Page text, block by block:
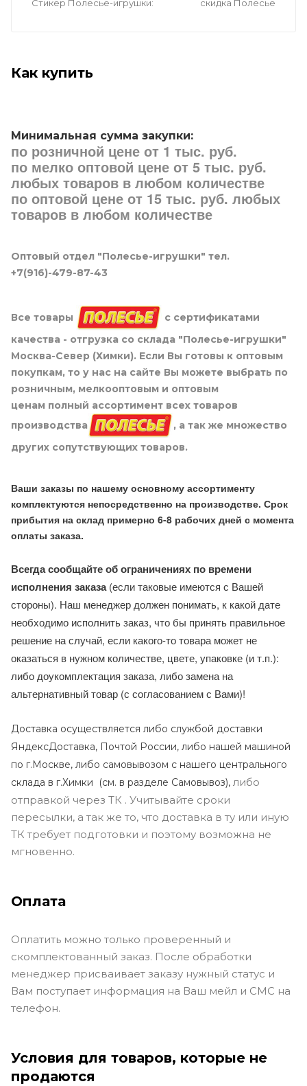
Стикер Полесье-игрушки скидка Полесье
Как купить
Минимальная сумма закупки:
по розничной цене от 1 тыс. руб.
по мелко оптовой цене от 5 тыс. руб.
любых товаров в любом количестве
по оптовой цене от 15 тыс. руб. любых
товаров в любом количестве
Оптовый отдел "Полесье-игрушки" тел.
+7(916)-479-87-43
Все товары
с сертификатами
качества - отгрузка со склада "Полесье-игрушки"
Москва-Север (Химки). Если Вы готовы к оптовым
покупкам, то у нас на сайте Вы можете выбрать по
розничным, мелкооптовым и оптовым
ценам полный ассортимент всех товаров
производства
, а так же множество
других сопутствующих товаров.
Ваши заказы по нашему основному ассортименту
комплектуются непосредственно на производстве. Срок
прибытия на склад примерно 6-8 рабочих дней с момента
оплаты заказа.
Всегда сообщайте об ограничениях по времени
исполнения заказа(если таковые имеются с Вашей
стороны). Наш менеджер должен понимать, к какой дате
необходимо исполнить заказ, что бы принять правильное
решение на случай, если какого-то товара может не
оказаться в нужном количестве, цвете, упаковке (и т.п.):
либо доукомплектация заказа, либо замена на
альтернативный товар (с согласованием с Вами)!
Доставка осуществляется либо службой доставки
ЯндексДоставка, Почтой России, либо нашей машиной
по г.Москве, либо самовывозом с нашего центрального
склада в г.Химки (см. в разделе Самовывоз), либо
отправкой через ТК . Учитывайте сроки
пересылки, а так же то, что доставка в ту или иную
ТК требует подготовки и поэтому возможна не
мгновенно.
Оплата
Оплатить можно только проверенный и
скомплектованный заказ. После обработки
менеджер присваивает заказу нужный статус и
Вам поступает информация на Ваш мейл и СМС на
телефон.
Условия для товаров, которые не
продаются